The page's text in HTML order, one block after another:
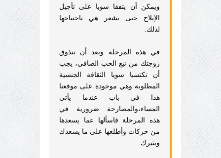
ويمكن أن يتفقا سويا على تأجيل
الإيلاج حتى تشعر هي باحتياجها
لذلك.
في هذه المرحلة وبعد أن تتذوق
زوجتك من نبع الحب الصافي، يجب
أن تكتسبا سويا الثقافة الجنسية
المطلوبة وهي موجودة على موقعنا
هذا في باب عندما يأتي
المساء،والمصارحة ضرورية في
هذه المرحلة فاسألها عما يسعدها
من حركات وأطلعها على ما يسعدك
ويثيرك.